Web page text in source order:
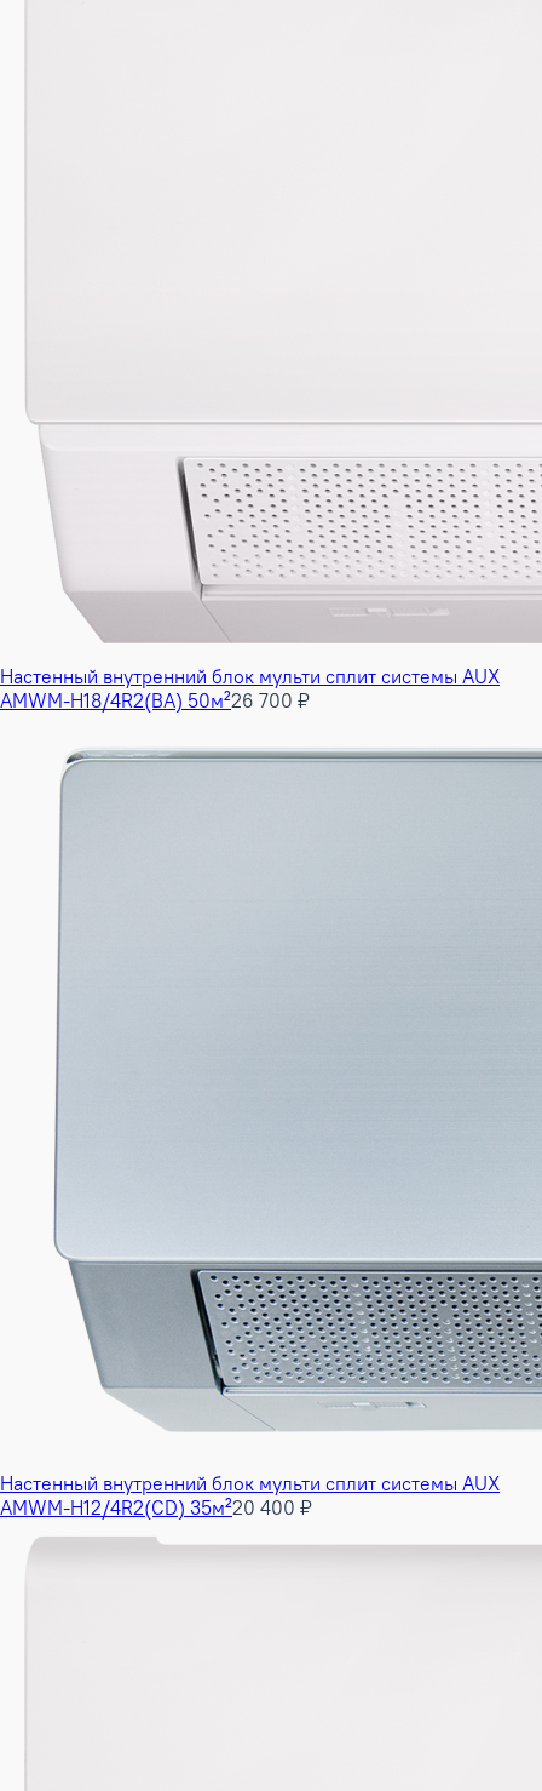
Настенный внутренний блок мульти сплит системы AUX
AMWM-H18/4R2(BA) 50м²26 700 ₽
Настенный внутренний блок мульти сплит системы AUX
AMWM-H12/4R2(CD) 35м²20 400 ₽